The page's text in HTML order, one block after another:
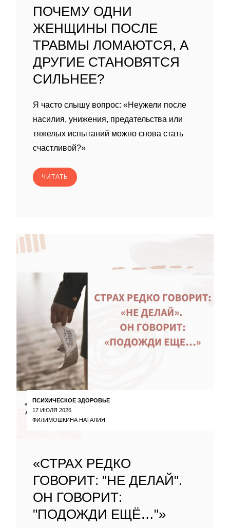
ПОЧЕМУ ОДНИ
ЖЕНЩИНЫ ПОСЛЕ
ТРАВМЫ ЛОМАЮТСЯ, А
ДРУГИЕ СТАНОВЯТСЯ
СИЛЬНЕЕ?
Я часто слышу вопрос: «Неужели после
насилия, унижения, предательства или
тяжелых испытаний можно снова стать
счастливой?»
ЧИТАТЬ
ПСИХИЧЕСКОЕ ЗДОРОВЬЕ
17 ИЮЛЯ 2026
ФИЛИМОШКИНА НАТАЛИЯ
«СТРАХ РЕДКО
ГОВОРИТ: "НЕ ДЕЛАЙ".
ОН ГОВОРИТ:
"ПОДОЖДИ ЕЩЁ…"»